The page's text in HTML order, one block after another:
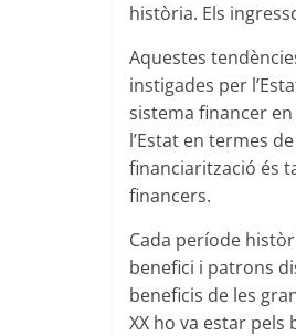
història. Els
Aquestes
instigades per
sistema financer
l’Estat en termes
financiarització és
financers.
Cada període
benefici i patrons
beneficis de les
XX ho va estar